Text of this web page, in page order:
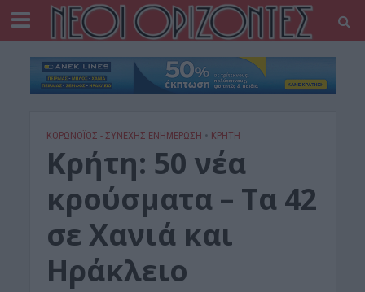
ΚΟΡΩΝΟΪΟΣ - ΣΥΝΕΧΗΣ ΕΝΗΜΕΡΩΣΗ • ΚΡΗΤΗ
Κρήτη: 50 νέα
κρούσματα – Τα 42
σε Χανιά και
Ηράκλειο